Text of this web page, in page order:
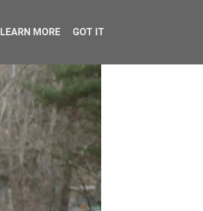
LEARN MORE GOT IT